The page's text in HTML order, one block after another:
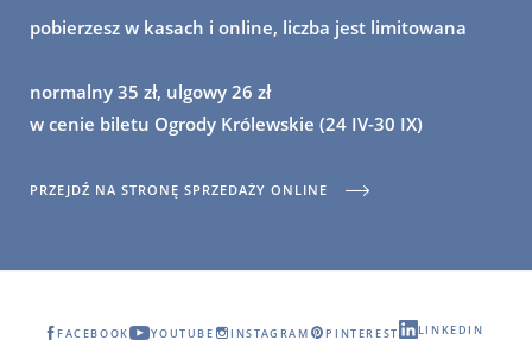
pobierzesz w kasach i online, liczba jest limitowana
normalny 35 zł, ulgowy 26 zł
w cenie biletu Ogrody Królewskie (24 IV-30 IX)
PRZEJDŹ NA STRONĘ SPRZEDAŻY ONLINE
FACEBOOK YOUTUBE INSTAGRAM PINTEREST LINKEDIN